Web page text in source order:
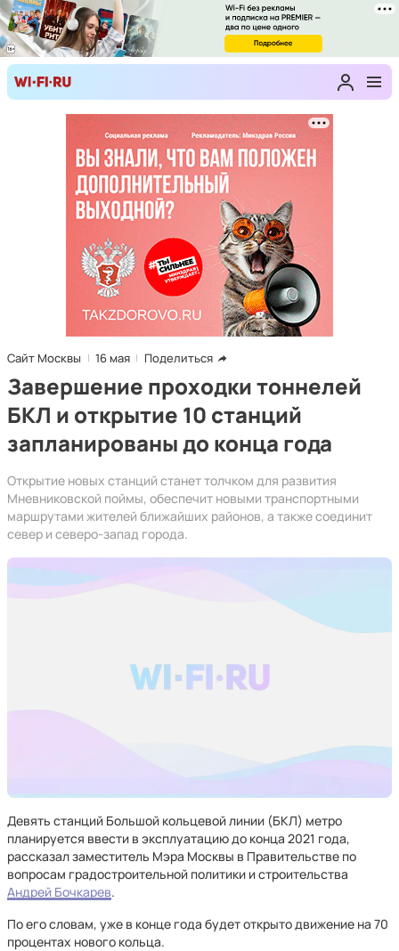
Сайт Москвы 16 мая Поделиться
Завершение проходки тоннелей
БКЛ и открытие 10 станций
запланированы до конца года
Открытие новых станций станет толчком для развития
Мневниковской поймы, обеспечит новыми транспортными
маршрутами жителей ближайших районов, а также соединит
север и северо-запад города.
Девять станций Большой кольцевой линии (БКЛ) метро
планируется ввести в эксплуатацию до конца 2021 года,
рассказал заместитель Мэра Москвы в Правительстве по
вопросам градостроительной политики и строительства
Андрей Бочкарев.
По его словам, уже в конце года будет открыто движение на 70
процентах нового кольца.